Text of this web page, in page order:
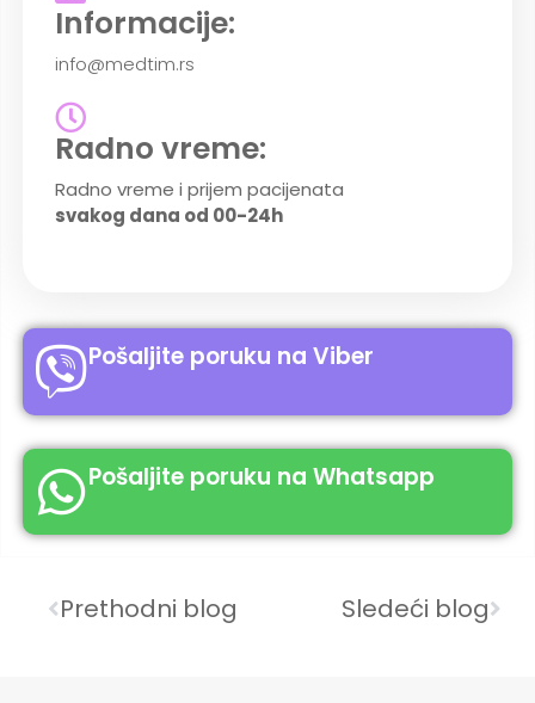
Informacije:
info@medtim.rs
Radno vreme:
Radno vreme i prijem pacijenata
svakog dana od 00-24h
Pošaljite poruku na Viber
Pošaljite poruku na Whatsapp
Prethodni blog Sledeći blog